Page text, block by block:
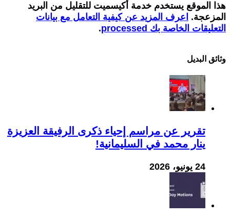
هذا الموقع يستخدم خدمة أكيسميت للتقليل من البريد
المزعجة. اعرف المزيد عن كيفية التعامل مع بيانات
التعليقات الخاصة بك processed
.
وثائق البدیل
تقرير عن مراسم إحياء ذكرى الرفيقة العزيزة
ينار محمد في السليمانية!
24 يونيو، 2026